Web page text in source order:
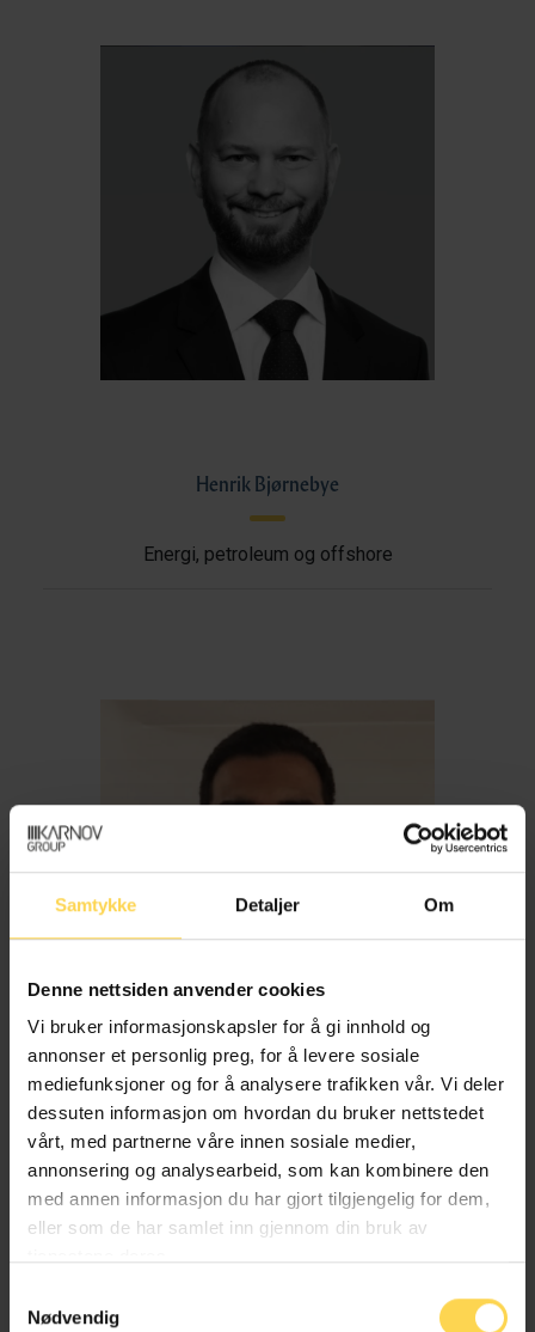
Samtykke Detaljer Om
Denne nettsiden anvender cookies
Vi bruker informasjonskapsler for å gi innhold og
annonser et personlig preg, for å levere sosiale
mediefunksjoner og for å analysere trafikken vår. Vi deler
dessuten informasjon om hvordan du bruker nettstedet
vårt, med partnerne våre innen sosiale medier,
annonsering og analysearbeid, som kan kombinere den
med annen informasjon du har gjort tilgjengelig for dem,
eller som de har samlet inn gjennom din bruk av
Nødvendig
Henrik Bjørnebye
Energi, petroleum og offshore
Imran Haider
Trygderett og pensjonsrett